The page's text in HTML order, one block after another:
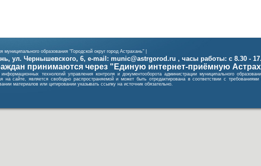
образования "Городской округ город Астрахань" |
ул. Чернышевского, 6, e-mail: munic@astrgorod.ru , часы работы: с 8.30 -
принимаются через "Единую интернет-приёмную
информационных технологий управления контроля и документооборота администрации муниципального
на сайте, является свободно распространяемой и может быть отредактирована в соответствии с
материалов или цитировании указывать ссылку на источник обязательно.